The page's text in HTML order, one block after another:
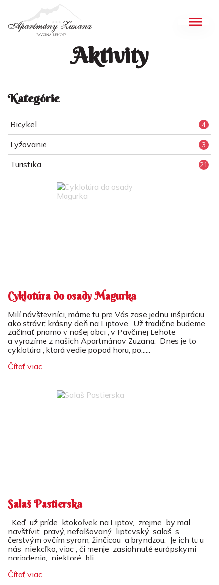
Aktivity
Kategórie
Bicykel 4
Lyžovanie 3
Turistika 21
Cyklotúra do osady Magurka
Milí návštevníci, máme tu pre Vás zase jednu inšpiráciu ,
ako stráviť krásny deň na Liptove . Už tradične budeme
začínať priamo v našej obci , v Pavčinej Lehote
a vyrazíme z našich Apartmánov Zuzana. Dnes je to
cyklotúra , ktorá vedie popod horu, po......
Čítať viac
Salaš Pastierska
Keď už príde ktokoľvek na Liptov, zrejme by mal
navštíviť pravý, nefalšovaný liptovský salaš s
čerstvým ovčím syrom, žinčicou a bryndzou. Je ich tu u
nás niekoľko, viac , či menje zasiahnuté európskymi
nariadenia, niektoré bli......
Čítať viac